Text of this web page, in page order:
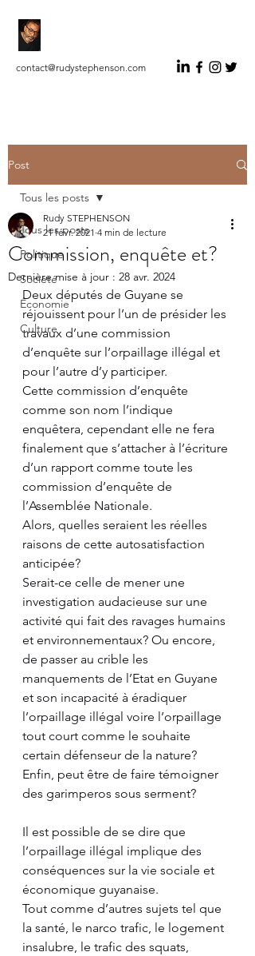
Auteur Indépendant Éditorialiste
contact@rudystephenson.com
Post
Tous les posts
Politique
Société
Économie
Culture
Tous les posts
Commission, enquête et?
Rudy STEPHENSON
21 févr. 2021 4 min de lecture
Dernière mise à jour : 28 avr. 2024
Deux députés de Guyane se
réjouissent pour l’un de présider les
travaux d’une commission
d’enquête sur l’orpaillage illégal et
pour l’autre d’y participer.
Cette commission d’enquête
comme son nom l’indique
enquêtera, cependant elle ne fera
finalement que s’attacher à l’écriture
d’un rapport comme toute les
commission d’enquête de
l’Assemblée Nationale.
Alors, quelles seraient les réelles
raisons de cette autosatisfaction
anticipée?
Serait-ce celle de mener une
investigation audacieuse sur une
activité qui fait des ravages humains
et environnementaux? Ou encore,
de passer au crible les
manquements de l’Etat en Guyane
et son incapacité à éradiquer
l’orpaillage illégal voire l’orpaillage
tout court comme le souhaite
certain défenseur de la nature?
Enfin, peut être de faire témoigner
des garimperos sous serment?
Il est possible de se dire que
l’orpaillage illégal implique des
conséquences sur la vie sociale et
économique guyanaise.
Tout comme d’autres sujets tel que
la santé, le narco trafic, le logement
insalubre, le trafic des squats,